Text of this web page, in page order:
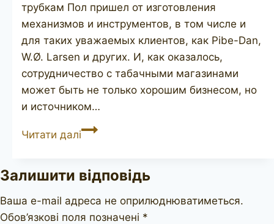
трубкам Пол пришел от изготовления
механизмов и инструментов, в том числе и
для таких уважаемых клиентов, как Pibe-Dan,
W.Ø. Larsen и других. И, как оказалось,
сотрудничество с табачными магазинами
может быть не только хорошим бизнесом, но
и источником…
Читати даліPOUL
Briar
Залишити відповідь
Ваша e-mail адреса не оприлюднюватиметься.
Обов’язкові поля позначені *